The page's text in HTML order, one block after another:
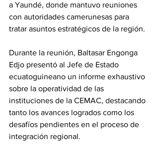
a Yaundé, donde mantuvo reuniones
con autoridades camerunesas para
tratar asuntos estratégicos de la región.
Durante la reunión, Baltasar Engonga
Edjo presentó al Jefe de Estado
ecuatoguineano un informe exhaustivo
sobre la operatividad de las
instituciones de la CEMAC, destacando
tanto los avances logrados como los
desafíos pendientes en el proceso de
integración regional.